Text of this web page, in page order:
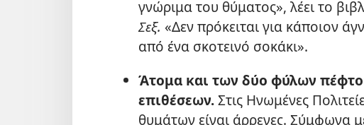
γνώριμα του θύματος», λέει το
Σεξ. «Δεν πρόκειται για κάποιον
από ένα σκοτεινό σοκάκι».
Άτομα και των δύο φύλων
επιθέσεων.Στις Ηνωμένες
θυμάτων είναι άρρενες. Σύμφωνα